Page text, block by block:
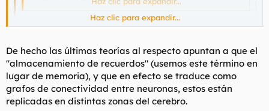
funciona hasta con los electrodos de cobre en el cortex de
un mono que puede mover un brazo artificial.
Hombre, no soy ningún neurólogo y me puedo equivocar como
cualquier hijo de vecino
La diferencia es que eso es un empalme axónico en una zona
Haz clic para expandir...
De hecho las últimas teorías al respecto apuntan a que el
"almacenamiento de recuerdos" (usemos este término en
lugar de memoria), y que en efecto se traduce como
grafos de conectividad entre neuronas, estos están
replicadas en distintas zonas del cerebro.